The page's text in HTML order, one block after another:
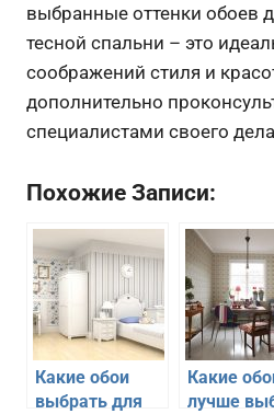
выбранные оттенки обоев
тесной спальни – это
соображений стиля и
дополнительно
специалистами своего
Похожие Записи:
Какие обои
выбрать для
Какие
лучше